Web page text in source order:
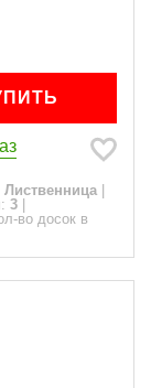
Лиственница
3
во досок в